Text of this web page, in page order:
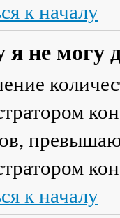
к началу
не могу
к началу